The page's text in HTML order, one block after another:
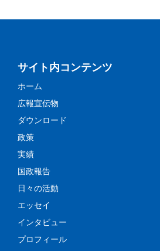
サイト内コンテンツ
ホーム
広報宣伝物
ダウンロード
政策
実績
国政報告
日々の活動
エッセイ
インタビュー
プロフィール